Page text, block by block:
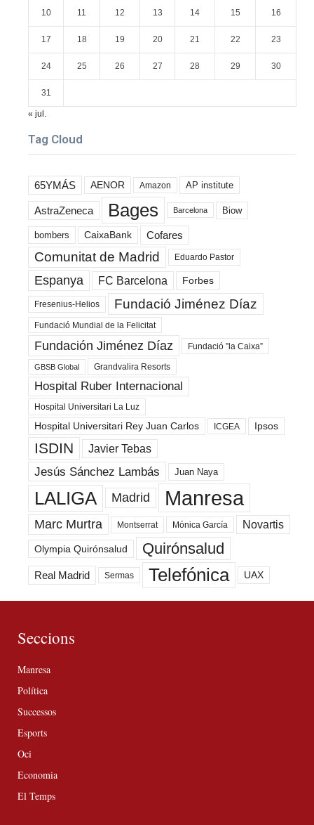
10 11 12 13 14 15 16
17 18 19 20 21 22 23
24 25 26 27 28 29 30
31
« jul.
Tag Cloud
65YMÁS AENOR Amazon AP institute
AstraZeneca Bages Barcelona Biow
bombers CaixaBank Cofares
Comunitat de Madrid Eduardo Pastor
Espanya FC Barcelona Forbes
Fresenius-Helios Fundació Jiménez Díaz
Fundació Mundial de la Felicitat
Fundación Jiménez Díaz Fundació ”la Caixa”
GBSB Global Grandvalira Resorts
Hospital Ruber Internacional
Hospital Universitari La Luz
Hospital Universitari Rey Juan Carlos ICGEA Ipsos
ISDIN Javier Tebas
Jesús Sánchez Lambás Juan Naya
LALIGA Madrid Manresa
Marc Murtra Montserrat Mónica García Novartis
Olympia Quirónsalud Quirónsalud
Real Madrid Sermas Telefónica UAX
Seccions
Manresa
Política
Successos
Esports
Oci
Economia
El Temps